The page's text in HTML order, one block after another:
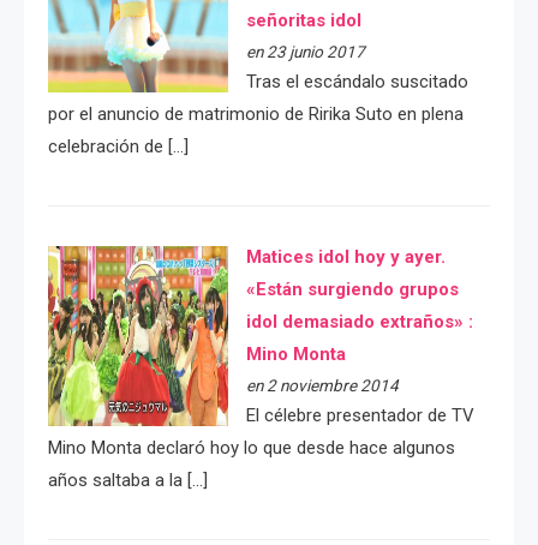
señoritas idol
en 23 junio 2017
Tras el escándalo suscitado
por el anuncio de matrimonio de Ririka Suto en plena
celebración de […]
Matices idol hoy y ayer.
«Están surgiendo grupos
idol demasiado extraños» :
Mino Monta
en 2 noviembre 2014
El célebre presentador de TV
Mino Monta declaró hoy lo que desde hace algunos
años saltaba a la […]